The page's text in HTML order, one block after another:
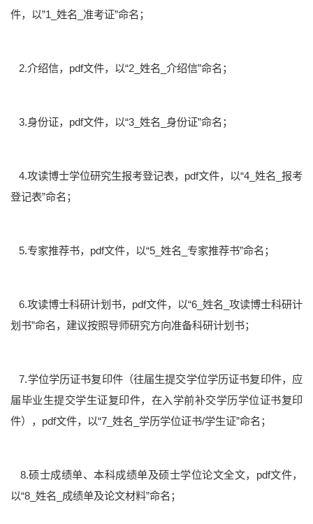
件，以”1_姓名_准考证”命名；
2.介绍信，pdf文件，以“2_姓名_介绍信”命名；
3.身份证，pdf文件，以“3_姓名_身份证”命名；
4.攻读博士学位研究生报考登记表，pdf文件，以“4_姓名_报考
登记表”命名；
5.专家推荐书，pdf文件，以“5_姓名_专家推荐书”命名；
6.攻读博士科研计划书，pdf文件，以“6_姓名_攻读博士科研计
划书”命名，建议按照导师研究方向准备科研计划书；
7.学位学历证书复印件（往届生提交学位学历证书复印件，应
届毕业生提交学生证复印件，在入学前补交学历学位证书复印
件），pdf文件，以“7_姓名_学历学位证书/学生证”命名；
8.硕士成绩单、本科成绩单及硕士学位论文全文，pdf文件，
以“8_姓名_成绩单及论文材料”命名；